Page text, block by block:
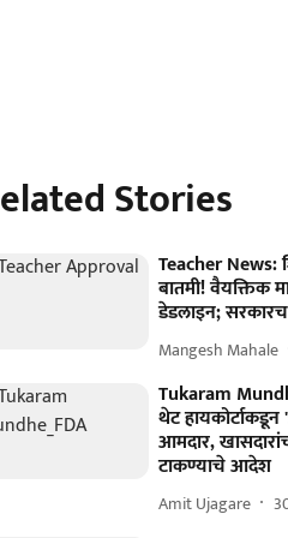
Stories
Teacher News:
बातमी! वैयक्तिक
डेडलाइन;
Mangesh Mahale
Tukaram
थेट हायकोर्टाकडून
आमदार,
टाकण्याचे आदेश
Amit Ujagare